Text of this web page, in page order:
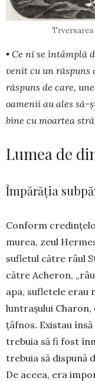
Trversarea
• Ce ni se întâmplă
venit cu un
răspuns de care,
oamenii au ales să-
bine cu moartea
Lumea de
Împărăția
Conform
murea, zeul
sufletul către râul
către Acheron,
apa, sufletele erau
luntrașului
țâfnos. Existau
trebuia să fi fost
trebuia să dispună
De aceea, era